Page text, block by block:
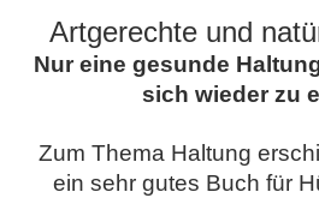
Artgerechte und
Nur eine gesunde
sich wieder zu
Zum Thema Haltung
ein sehr gutes Buch für